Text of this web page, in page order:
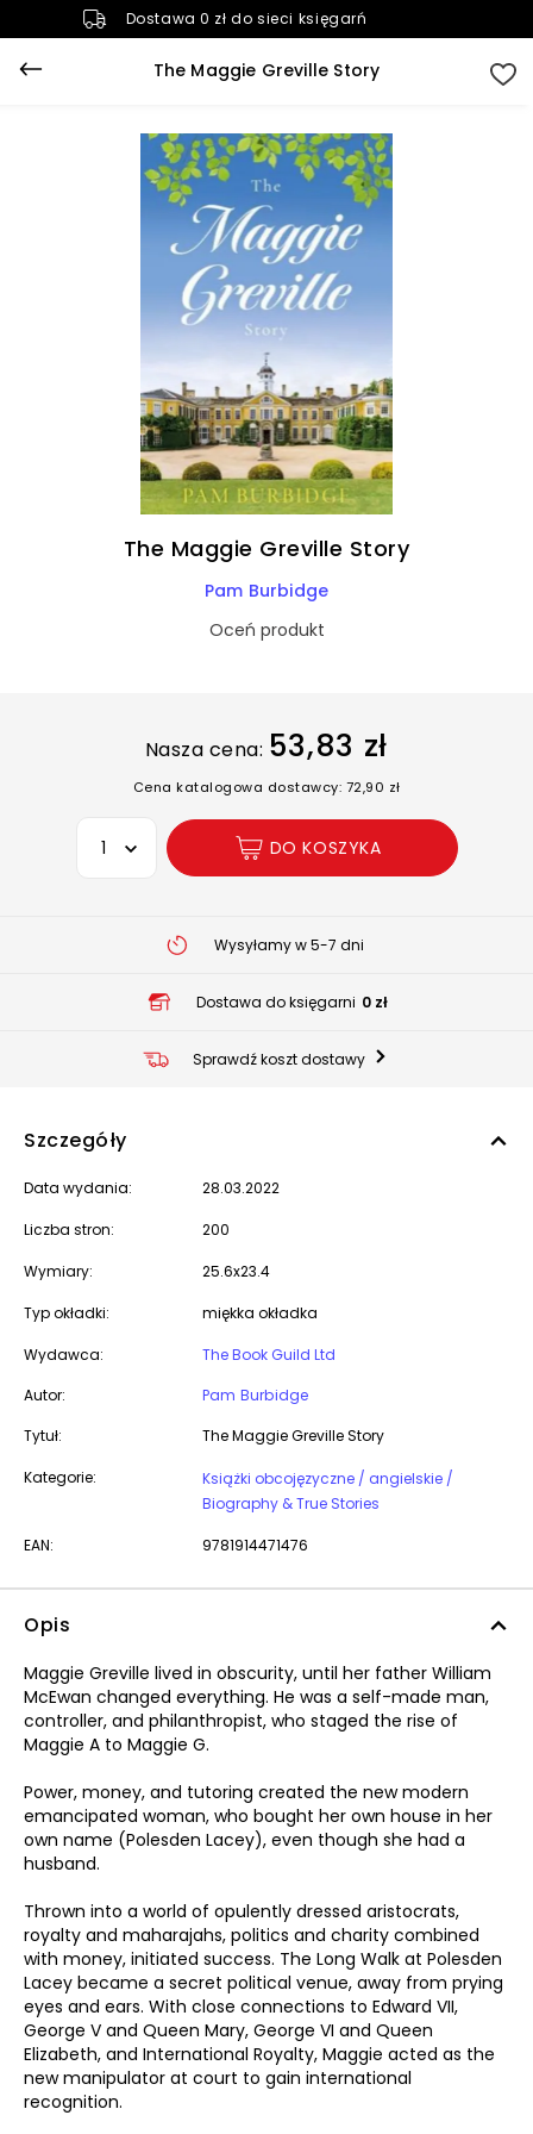
Dostawa 0 zł do sieci księgarń
The Maggie Greville Story
The Maggie Greville Story
Pam Burbidge
Oceń produkt
Nasza cena: 53,83 zł
Cena katalogowa dostawcy: 72,90 zł
Wybierz opcję
DO KOSZYKA
Wysyłamy w 5-7 dni
Dostawa do księgarni 0 zł
Sprawdź koszt dostawy
Szczegóły
Data wydania: 28.03.2022
Liczba stron: 200
Wymiary: 25.6x23.4
Typ okładki: miękka okładka
Wydawca:
The Book Guild Ltd
Autor:
Pam Burbidge
Tytuł:
The Maggie Greville Story
Kategorie:
Książki obcojęzyczne / angielskie /
Biography & True Stories
EAN: 9781914471476
Opis
Maggie Greville lived in obscurity, until her father William
McEwan changed everything. He was a self-made man,
controller, and philanthropist, who staged the rise of
Maggie A to Maggie G.
Power, money, and tutoring created the new modern
emancipated woman, who bought her own house in her
own name (Polesden Lacey), even though she had a
husband.
Thrown into a world of opulently dressed aristocrats,
royalty and maharajahs, politics and charity combined
with money, initiated success. The Long Walk at Polesden
Lacey became a secret political venue, away from prying
eyes and ears. With close connections to Edward VII,
George V and Queen Mary, George VI and Queen
Elizabeth, and International Royalty, Maggie acted as the
new manipulator at court to gain international
recognition.